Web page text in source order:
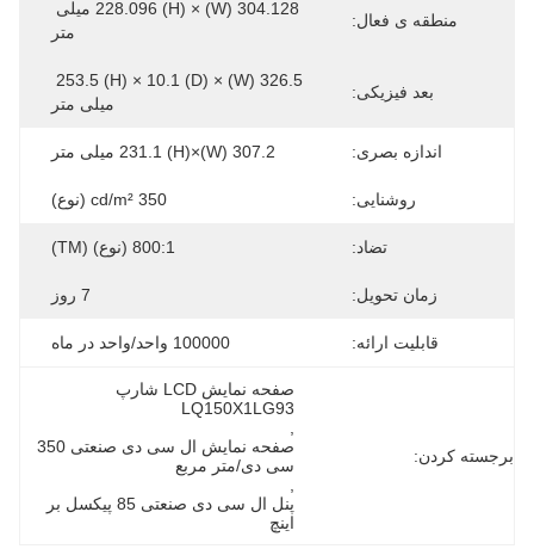
منطقه ی فعال:
متر
بعد فیزیکی:
میلی متر
اندازه بصری: 307.2 (W)×231.1 (H) میلی متر
روشنایی: 350 cd/m² (نوع)
تضاد: 800:1 (نوع) (TM)
زمان تحویل: 7 روز
قابلیت ارائه: 100000 واحد/واحد در ماه
برجسته کردن:
LQ150X1LG93
سی دی/متر مربع
اینچ